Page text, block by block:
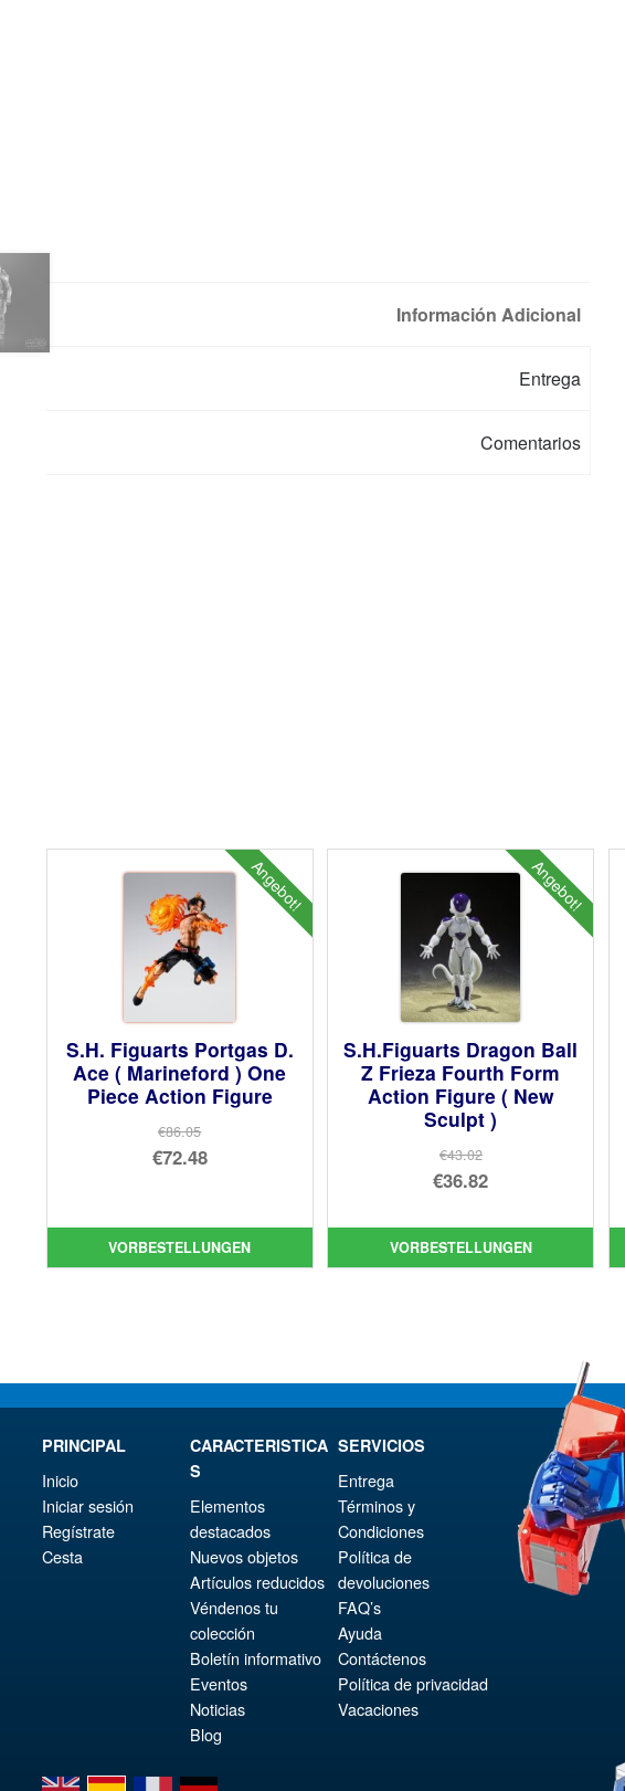
Información Adicional
Entrega
Comentarios
Angebot!
S.H. Figuarts Portgas D.
Ace ( Marineford ) One
Piece Action Figure
€86.05
Ursprünglicher
€86.05
€72.48
ist:
€72.48.
VORBESTELLUNGEN
Angebot!
S.H.Figuarts Dragon Ball
Z Frieza Fourth Form
Action Figure ( New
Sculpt )
€43.02
Ursprünglicher
war:
€43.02
€36.82
Preis
ist:
VORBESTELLUNGEN
PRINCIPAL
Inicio
Iniciar sesión
Regístrate
Cesta
CARACTERISTICA
S
Elementos
destacados
Nuevos objetos
Artículos reducidos
Véndenos tu
colección
Boletín informativo
Eventos
Noticias
Blog
SERVICIOS
Entrega
Términos y
Condiciones
Política de
devoluciones
FAQ’s
Ayuda
Contáctenos
Política de privacidad
Vacaciones
en es fr de